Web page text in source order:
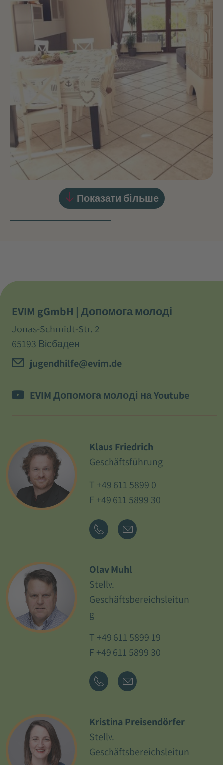
Показати більше
EVIM gGmbH | Допомога молоді
Jonas-Schmidt-Str. 2
65193 Вісбаден
jugendhilfe@evim.de
EVIM Допомога молоді на Youtube
Klaus Friedrich
Geschäftsführung
T +49 611 5899 0
F +49 611 5899 30
Olav Muhl
Stellv.
Geschäftsbereichsleitun
g
T +49 611 5899 19
F +49 611 5899 30
Kristina Preisendörfer
Stellv.
Geschäftsbereichsleitun